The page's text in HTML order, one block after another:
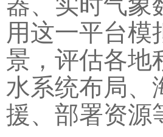
用这一平台模
景，评估各地
水系统布局、
援、部署资源